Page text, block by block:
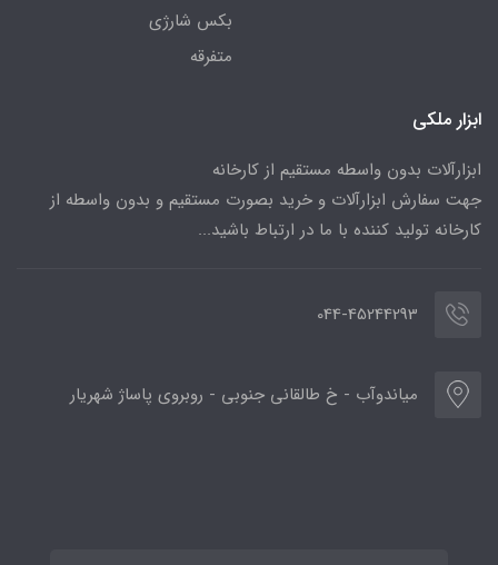
بکس شارژی
متفرقه
ابزار ملکی
ابزارآلات بدون واسطه مستقیم از کارخانه
جهت سفارش ابزارآلات و خرید بصورت مستقیم و بدون واسطه از
کارخانه تولید کننده با ما در ارتباط باشید...
044-45244293
میاندوآب - خ طالقانی جنوبی - روبروی پاساژ شهریار